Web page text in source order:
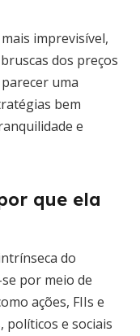
imprevisível,
dos preços
uma
bem
e
que ela
do
por meio de
ações, FIIs e
políticos e sociais